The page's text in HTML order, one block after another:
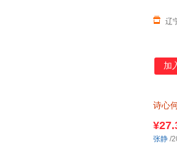
辽
加
诗心
张静 /